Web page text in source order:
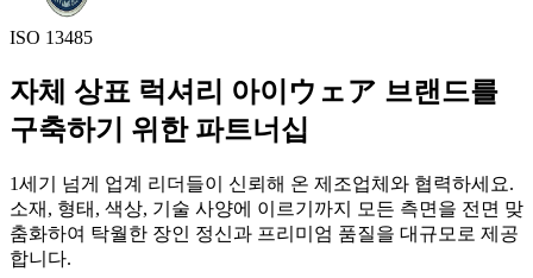
ISO 13485
자체 상표 럭셔리 아이ウェア 브랜드를
구축하기 위한 파트너십
1세기 넘게 업계 리더들이 신뢰해 온 제조업체와 협력하세요.
소재, 형태, 색상, 기술 사양에 이르기까지 모든 측면을 전면 맞
춤화하여 탁월한 장인 정신과 프리미엄 품질을 대규모로 제공
합니다.